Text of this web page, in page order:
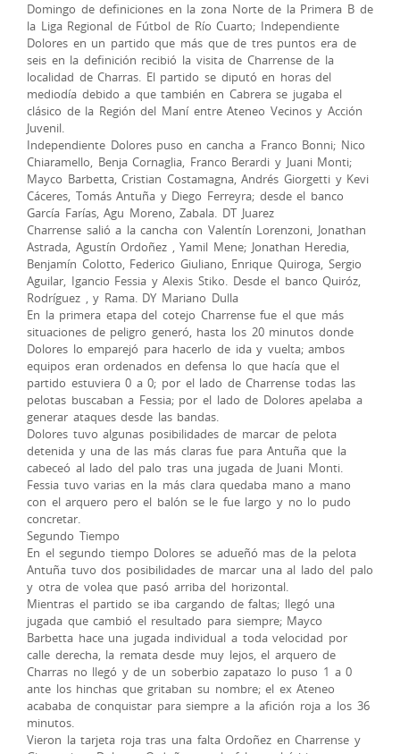
Domingo de definiciones en la zona Norte de la Primera B de
la Liga Regional de Fútbol de Río Cuarto; Independiente
Dolores en un partido que más que de tres puntos era de
seis en la definición recibió la visita de Charrense de la
localidad de Charras. El partido se diputó en horas del
mediodía debido a que también en Cabrera se jugaba el
clásico de la Región del Maní entre Ateneo Vecinos y Acción
Juvenil.
Independiente Dolores puso en cancha a Franco Bonni; Nico
Chiaramello, Benja Cornaglia, Franco Berardi y Juani Monti;
Mayco Barbetta, Cristian Costamagna, Andrés Giorgetti y Kevi
Cáceres, Tomás Antuña y Diego Ferreyra; desde el banco
García Farías, Agu Moreno, Zabala. DT Juarez
Charrense salió a la cancha con Valentín Lorenzoni, Jonathan
Astrada, Agustín Ordoñez , Yamil Mene; Jonathan Heredia,
Benjamín Colotto, Federico Giuliano, Enrique Quiroga, Sergio
Aguilar, Igancio Fessia y Alexis Stiko. Desde el banco Quiróz,
Rodríguez , y Rama. DY Mariano Dulla
En la primera etapa del cotejo Charrense fue el que más
situaciones de peligro generó, hasta los 20 minutos donde
Dolores lo emparejó para hacerlo de ida y vuelta; ambos
equipos eran ordenados en defensa lo que hacía que el
partido estuviera 0 a 0; por el lado de Charrense todas las
pelotas buscaban a Fessia; por el lado de Dolores apelaba a
generar ataques desde las bandas.
Dolores tuvo algunas posibilidades de marcar de pelota
detenida y una de las más claras fue para Antuña que la
cabeceó al lado del palo tras una jugada de Juani Monti.
Fessia tuvo varias en la más clara quedaba mano a mano
con el arquero pero el balón se le fue largo y no lo pudo
concretar.
Segundo Tiempo
En el segundo tiempo Dolores se adueñó mas de la pelota
Antuña tuvo dos posibilidades de marcar una al lado del palo
y otra de volea que pasó arriba del horizontal.
Mientras el partido se iba cargando de faltas; llegó una
jugada que cambió el resultado para siempre; Mayco
Barbetta hace una jugada individual a toda velocidad por
calle derecha, la remata desde muy lejos, el arquero de
Charras no llegó y de un soberbio zapatazo lo puso 1 a 0
ante los hinchas que gritaban su nombre; el ex Ateneo
acababa de conquistar para siempre a la afición roja a los 36
minutos.
Vieron la tarjeta roja tras una falta Ordoñez en Charrense y